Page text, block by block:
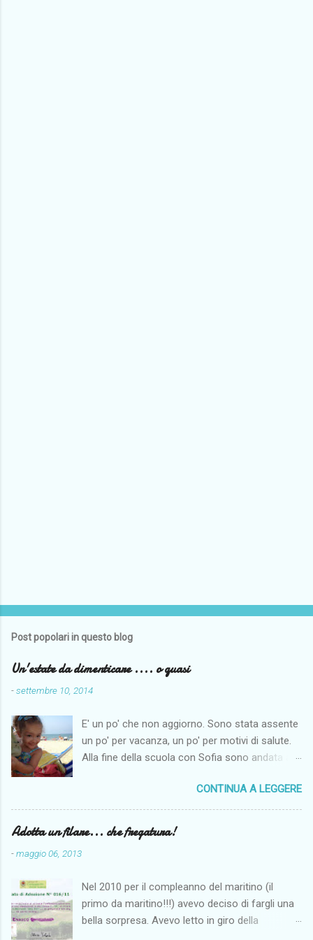
Post popolari in questo blog
Un'estate da dimenticare .... o quasi
-settembre 10, 2014
E' un po' che non aggiorno. Sono stata assente
un po' per vacanza, un po' per motivi di salute.
Alla fine della scuola con Sofia sono andata a
di ferie solo le centrali di agosto e così per far
fare un po' di mare alla monella siamo andate al
mare dai miei. Come penso per tutti il tempo
quest'anno non è stato clemente, anche se noi
problemi più seri sono iniziati ad agosto. Sono
finita due volte al Pronto Soccorso.
Fortunatamente nulla di grave anche se lo
CONTINUA A LEGGERE
Adotta un filare... che fregatura!
-maggio 06, 2013
Nel 2010 per il compleanno del maritino (il
primo da maritino!!!) avevo deciso di fargli una
bella sorpresa. Avevo letto in giro della